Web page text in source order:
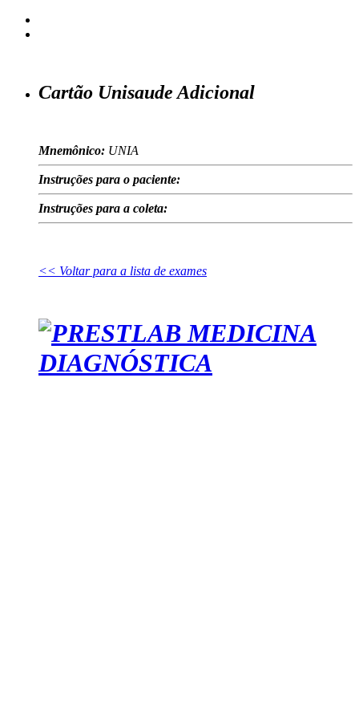
Cartão Unisaude Adicional
Mnemônico: UNIA
Instruções para o paciente:
Instruções para a coleta:
<< Voltar para a lista de exames